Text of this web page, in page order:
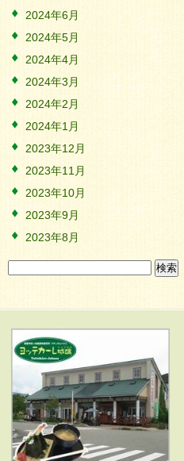
2024年6月
2024年5月
2024年4月
2024年3月
2024年2月
2024年1月
2023年12月
2023年11月
2023年10月
2023年9月
2023年8月